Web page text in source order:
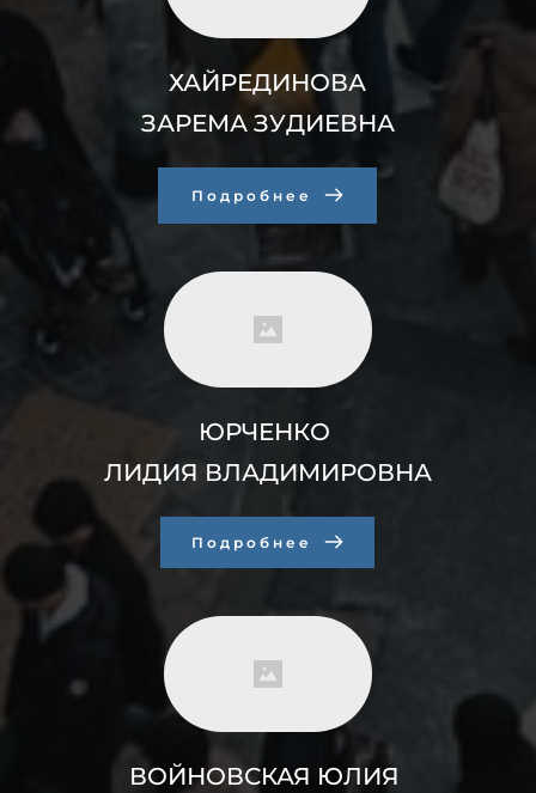
ХАЙРЕДИНОВА
ЗАРЕМА ЗУДИЕВНА
Подробнее
ЮРЧЕНКО
ЛИДИЯ ВЛАДИМИРОВНА
Подробнее
ВОЙНОВСКАЯ ЮЛИЯ